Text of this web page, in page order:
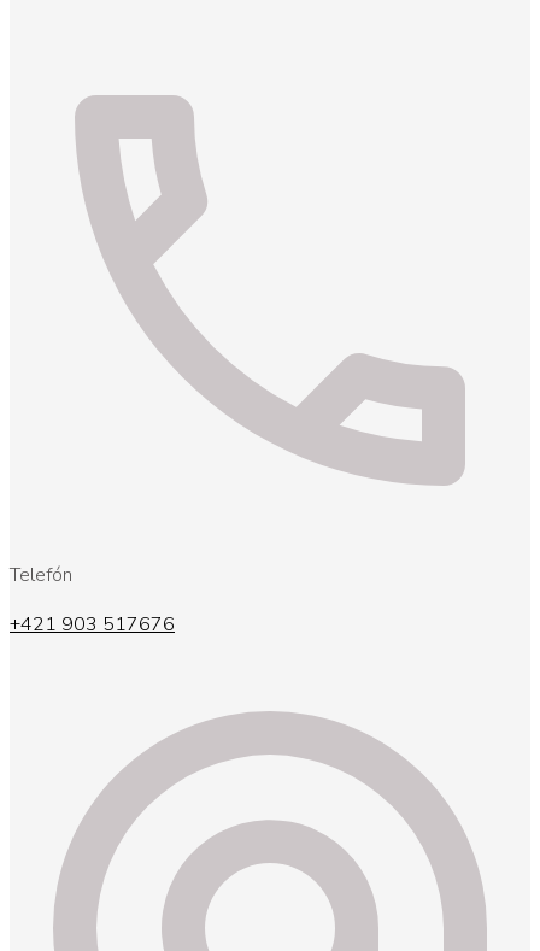
Telefón
+421 903 517676